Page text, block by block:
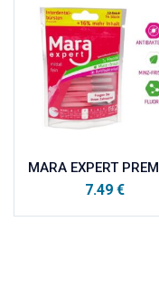
7.49 €